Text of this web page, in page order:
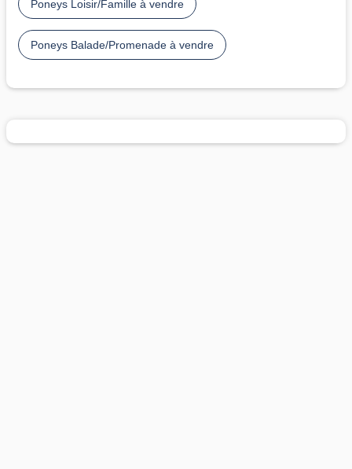
Poneys Loisir/Famille à vendre
Poneys Balade/Promenade à vendre